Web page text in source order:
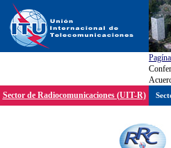
Sector de Radiocomunicaciones (UIT-R)